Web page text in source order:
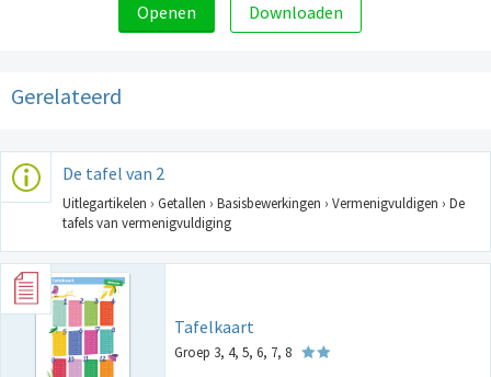
Openen Downloaden
Gerelateerd
De tafel van 2
Uitlegartikelen › Getallen › Basisbewerkingen › Vermenigvuldigen › De
tafels van vermenigvuldiging
Tafelkaart
Groep 3, 4, 5, 6, 7, 8